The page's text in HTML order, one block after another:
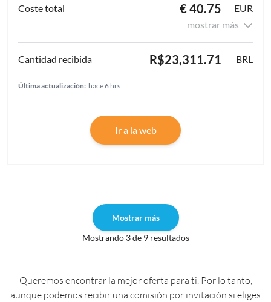
€ 40.75
EUR
mostrar más
R$23,311.71 BRL
Última actualización: hace 6 hrs
Ir a la web
Mostrar más
Mostrando 3 de 9 resultados
Queremos encontrar la mejor oferta para ti. Por lo tanto,
aunque podemos recibir una comisión por invitación si eliges